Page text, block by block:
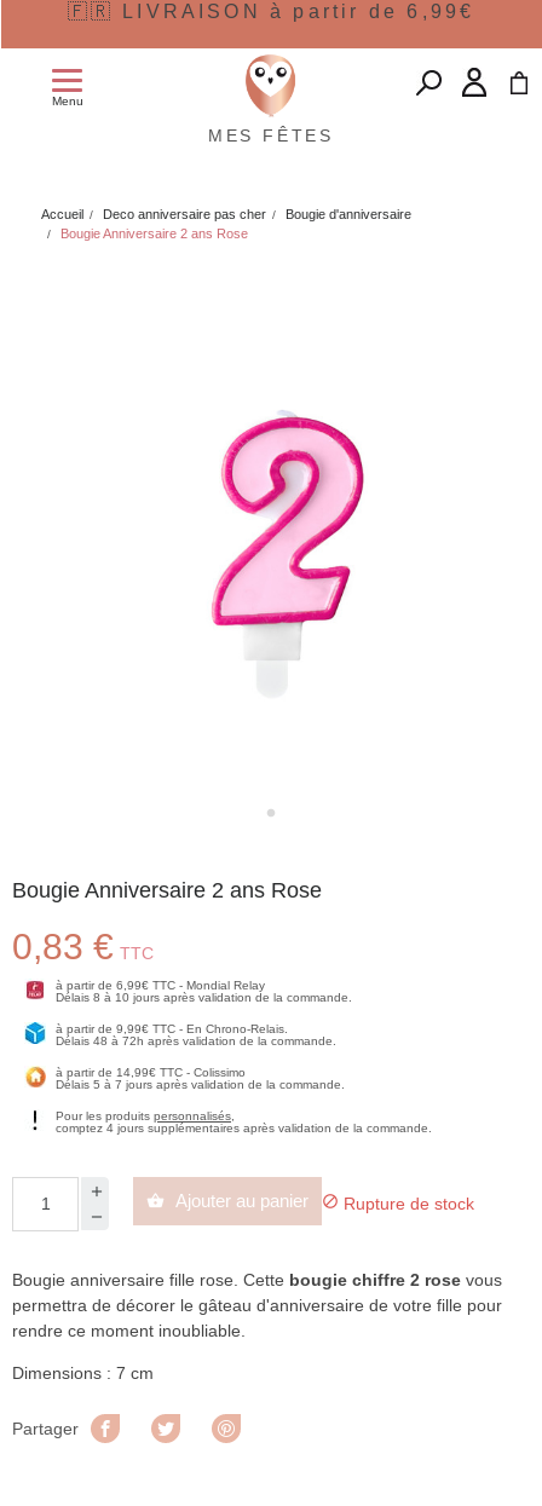
🇫🇷 LIVRAISON à partir de 6,99€
Menu
MES FÊTES
Accueil Deco anniversaire pas cher
Bougie d'anniversaire
Bougie Anniversaire 2 ans Rose
Bougie Anniversaire 2 ans Rose
0,83 € TTC
à partir de 6,99€ TTC - Mondial Relay
Délais 8 à 10 jours après validation de la commande.
à partir de 9,99€ TTC - En Chrono-Relais.
Délais 48 à 72h après validation de la commande.
à partir de 14,99€ TTC - Colissimo
Délais 5 à 7 jours après validation de la commande.
Pour les produits personnalisés
comptez 4 jours supplémentaires après validation de la commande.
 Ajouter au panier  Rupture de stock
Bougie anniversaire fille rose. Cette bougie chiffre 2 rose vous
permettra de décorer le gâteau d'anniversaire de votre fille pour
rendre ce moment inoubliable.
Dimensions : 7 cm
Partager Partager Tweet